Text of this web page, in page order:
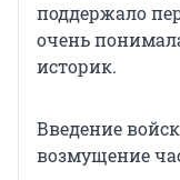
поддержало
очень
историк.
Введение
возмущение